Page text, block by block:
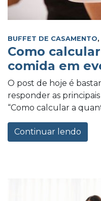
BUFFET DE CASAMENTO,
Como
comida em
O post de hoje é
responder as
“Como calcular a
Continuar lendo